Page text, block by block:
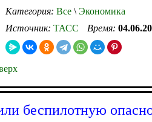
Категория: Все \ Экономика
Источник: ТАСС Время:
беспилотную